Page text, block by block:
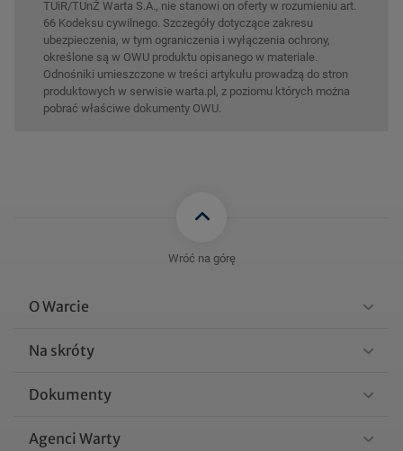
TUiR/TUnŻ Warta S.A., nie stanowi on oferty w rozumieniu art.
66 Kodeksu cywilnego. Szczegóły dotyczące zakresu
ubezpieczenia, w tym ograniczenia i wyłączenia ochrony,
określone są w OWU produktu opisanego w materiale.
Odnośniki umieszczone w treści artykułu prowadzą do stron
produktowych w serwisie warta.pl, z poziomu których można
pobrać właściwe dokumenty OWU.
Wróć na górę
O Warcie
Na skróty
Dokumenty
Agenci Warty